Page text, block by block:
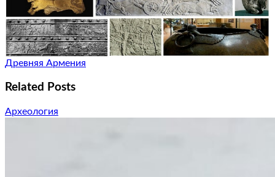
Древняя Армения
Related Posts
Археология